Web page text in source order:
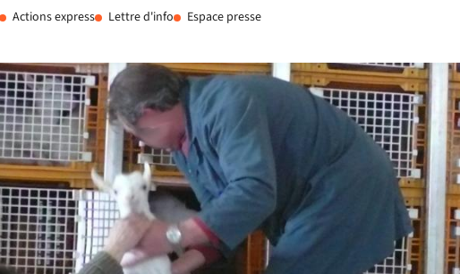
Actions express Lettre d'info Espace presse